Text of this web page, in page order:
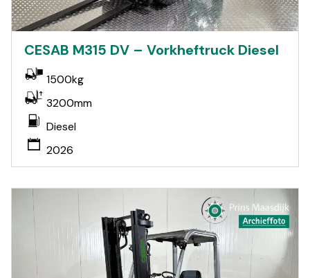
CESAB M315 DV – Vorkheftruck Diesel
1500kg
3200mm
Diesel
2026